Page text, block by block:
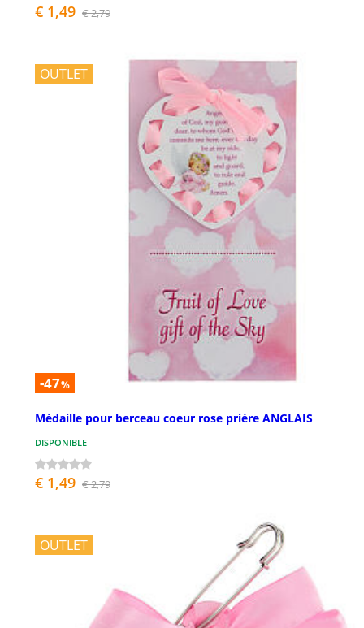
€ 1,49 € 2,79
OUTLET
-47%
Médaille pour berceau coeur rose prière ANGLAIS
DISPONIBLE
€ 1,49 € 2,79
OUTLET